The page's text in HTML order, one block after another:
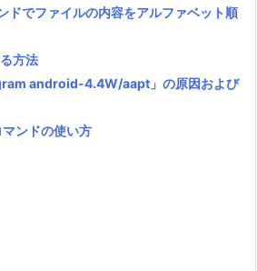
ドでファイルの内容をアルファベット順
方法
android-4.4W/aapt」の原因および
ンドの使い方